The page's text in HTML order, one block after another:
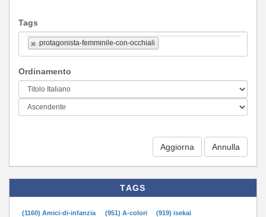
Tags
protagonista-femminile-con-occhiali
Ordinamento
Aggiorna
TAGS
(1160) Amici-di-infanzia (951) A-colori
(919) isekai